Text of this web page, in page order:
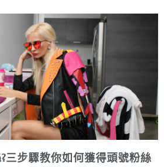
三步驟教你如何獲得頭號粉絲